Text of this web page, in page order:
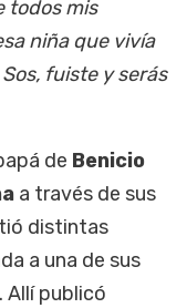
todos mis
niña que vivía
fuiste y serás
de Benicio
a través de sus
distintas
a una de sus
Allí publicó